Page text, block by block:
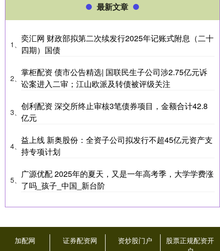
最新文章
1、
奕汇网 财政部拟第二次续发行2025年记账式附息（二十
四期）国债
2、
掌柜配资 债市公告精选| 国联民生子公司涉2.75亿元诉
讼案进入二审；江山欧派及转债被评级关注
3、
创利配资 深交所终止审核3笔债券项目，金额合计42.8
亿元
4、
益上线 新奥股份：全资子公司拟发行不超45亿元资产支
持专项计划
5、
广源优配 2025年的夏天，又是一年高考季，大学学费涨
了吗_孩子_中国_新台阶
加配网 证券配资网 资炒股门户
股票正规配资开